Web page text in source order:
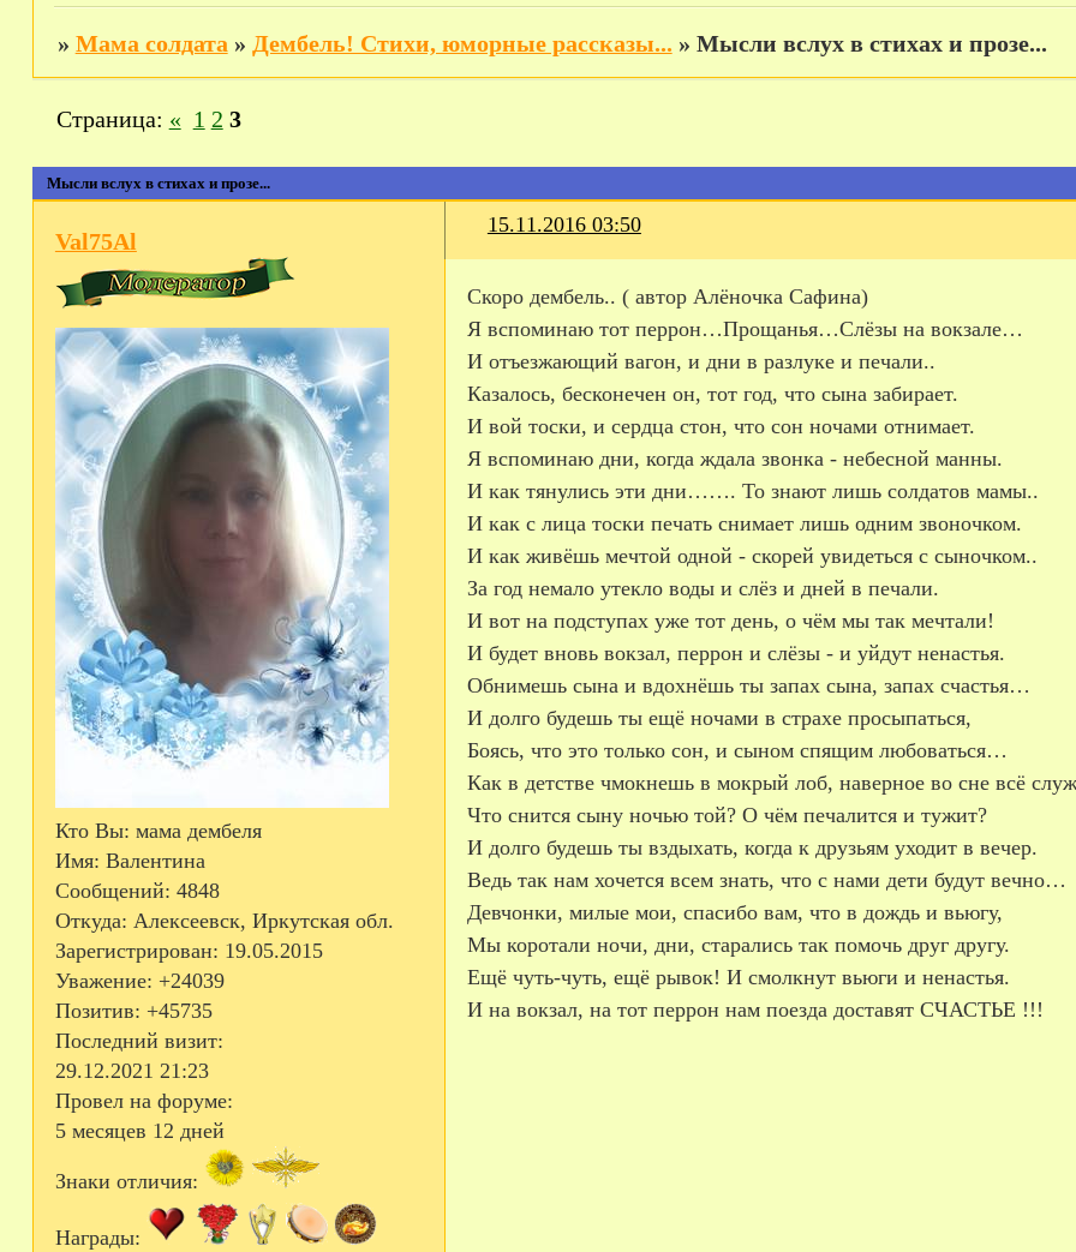
» Мама солдата » Дембель! Стихи, юморные рассказы... » Мысли вслух в стихах и прозе...
Мысли вслух в стихах и прозе...
Страница: « 1 2 3
15.11.2016 03:50
Val75Al
Кто Вы: мама дембеля
Имя: Валентина
Сообщений: 4848
Откуда: Алексеевск, Иркутская обл.
Зарегистрирован: 19.05.2015
Уважение: +24039
Позитив: +45735
Последний визит:
29.12.2021 21:23
Провел на форуме:
5 месяцев 12 дней
Знаки отличия:
Награды:
Скоро дембель.. ( автор Алёночка Сафина)
Я вспоминаю тот перрон…Прощанья…Слёзы на вокзале…
И отъезжающий вагон, и дни в разлуке и печали..
Казалось, бесконечен он, тот год, что сына забирает.
И вой тоски, и сердца стон, что сон ночами отнимает.
Я вспоминаю дни, когда ждала звонка - небесной манны.
И как тянулись эти дни……. То знают лишь солдатов мамы..
И как с лица тоски печать снимает лишь одним звоночком.
И как живёшь мечтой одной - скорей увидеться с сыночком..
За год немало утекло воды и слёз и дней в печали.
И вот на подступах уже тот день, о чём мы так мечтали!
И будет вновь вокзал, перрон и слёзы - и уйдут ненастья.
Обнимешь сына и вдохнёшь ты запах сына, запах счастья…
И долго будешь ты ещё ночами в страхе просыпаться,
Боясь, что это только сон, и сыном спящим любоваться…
Как в детстве чмокнешь в мокрый лоб, наверное во сне всё
Что снится сыну ночью той? О чём печалится и тужит?
И долго будешь ты вздыхать, когда к друзьям уходит в вечер.
Ведь так нам хочется всем знать, что с нами дети будут вечно…
Девчонки, милые мои, спасибо вам, что в дождь и вьюгу,
Мы коротали ночи, дни, старались так помочь друг другу.
Ещё чуть-чуть, ещё рывок! И смолкнут вьюги и ненастья.
И на вокзал, на тот перрон нам поезда доставят СЧАСТЬЕ !!!